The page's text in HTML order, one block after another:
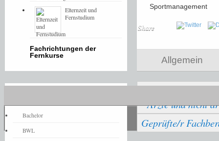
Sportmanagement
Share
Allgemein
Ärzte und nicht
Geprüfte/r
Elternzeit und
Fernstudium
Fachrichtungen der
Fernkurse
Bachelor
BWL